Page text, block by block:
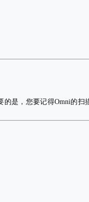
是，您要记得Omni的扫